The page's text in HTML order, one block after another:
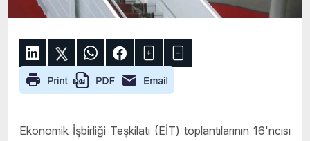
Ekonomik İşbirliği Teşkilatı (EİT) toplantılarının 16'ncısı